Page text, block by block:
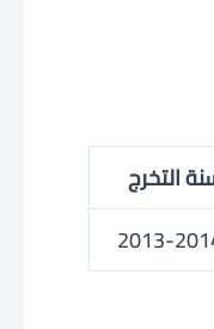
التخرج
2013-